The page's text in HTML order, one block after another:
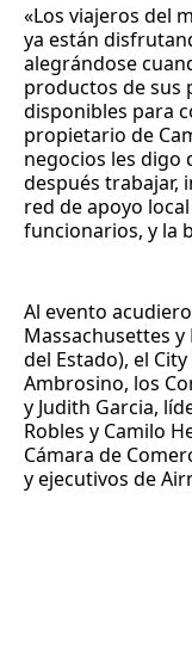
«Los viajeros del
ya están
alegrándose
productos de sus
disponibles para
propietario de
negocios les digo
después trabajar,
red de apoyo
funcionarios, y la
Al evento
Massachusettes
del Estado), el
Ambrosino, los
y Judith Garcia,
Robles y Camilo
Cámara de
y ejecutivos de